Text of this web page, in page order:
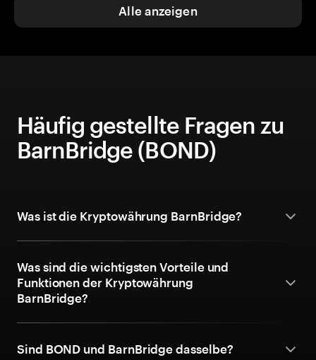
Alle anzeigen
Häufig gestellte Fragen zu
BarnBridge (BOND)
Was ist die Kryptowährung BarnBridge?
Was sind die wichtigsten Vorteile und
Funktionen der Kryptowährung
BarnBridge?
Sind BOND und BarnBridge dasselbe?